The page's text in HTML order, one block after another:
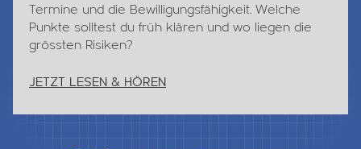
Termine und die Bewilligungsfähigkeit. Welche
Punkte solltest du früh klären und wo liegen die
grössten Risiken?
JETZT LESEN & HÖREN